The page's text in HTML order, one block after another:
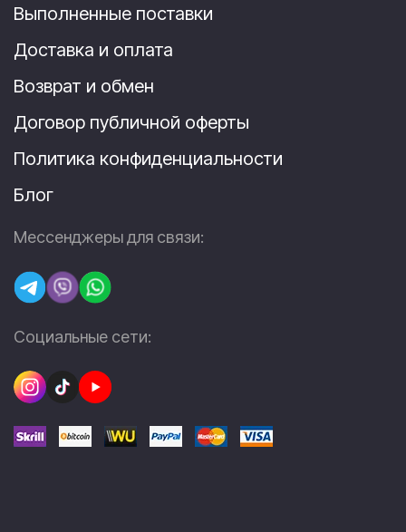
Выполненные поставки
Доставка и оплата
Возврат и обмен
Договор публичной оферты
Политика конфиденциальности
Блог
Мессенджеры для связи:
Социальные сети: